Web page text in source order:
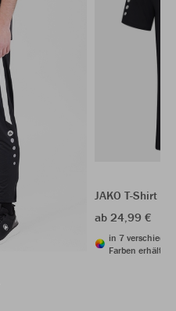
JAKO T-Shirt
ab 24,99 €
in 7
Farben